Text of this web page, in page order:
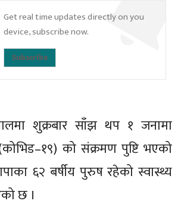
Get real time updates directly on you
device, subscribe now.
Subscribe
शुक्रबार साँझ थप १ जनामा
को संक्रमण पुष्टि भएको
६२ बर्षीय पुरुष रहेको स्वास्थ्य
छ ।